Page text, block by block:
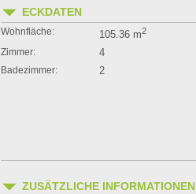
ECKDATEN
Wohnfläche: 105.36 m2
Zimmer: 4
Badezimmer: 2
ZUSÄTZLICHE INFORMATIONEN